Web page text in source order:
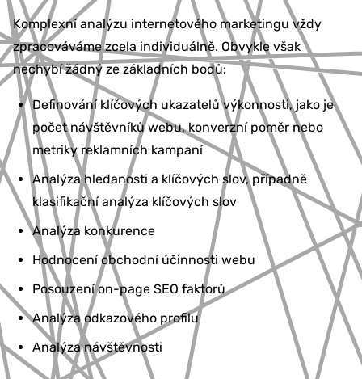
Komplexní analýzu internetového marketingu vždy
zpracováváme zcela individuálně. Obvykle však
nechybí žádný ze základních bodů:
Definování klíčových ukazatelů výkonnosti, jako je
počet návštěvníků webu, konverzní poměr nebo
metriky reklamních kampaní
Analýza hledanosti a klíčových slov, případně
klasifikační analýza klíčových slov
Analýza konkurence
Hodnocení obchodní účinnosti webu
Posouzení on-page SEO faktorů
Analýza odkazového profilu
Analýza návštěvnosti